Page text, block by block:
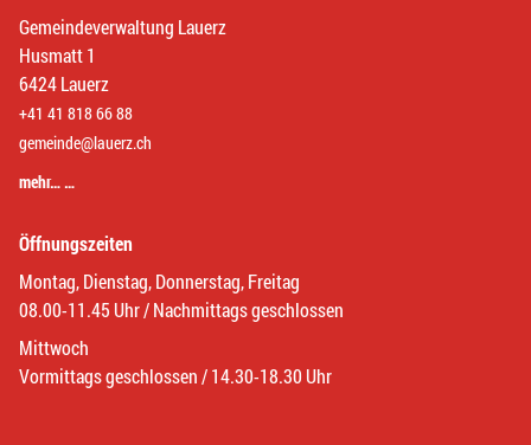
Gemeindeverwaltung Lauerz
Husmatt 1
6424 Lauerz
+41 41 818 66 88
gemeinde@lauerz.ch
mehr… …
Öffnungszeiten
Montag, Dienstag, Donnerstag, Freitag
08.00-11.45 Uhr / Nachmittags geschlossen
Mittwoch
Vormittags geschlossen / 14.30-18.30 Uhr